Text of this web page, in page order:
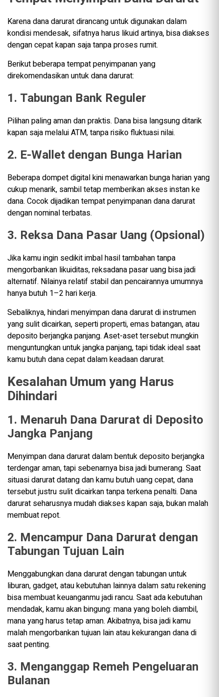
Karena dana darurat dirancang untuk digunakan dalam
kondisi mendesak, sifatnya harus likuid artinya, bisa diakses
dengan cepat kapan saja tanpa proses rumit.
Berikut beberapa tempat penyimpanan yang
direkomendasikan untuk dana darurat:
1. Tabungan Bank Reguler
Pilihan paling aman dan praktis. Dana bisa langsung ditarik
kapan saja melalui ATM, tanpa risiko fluktuasi nilai.
2. E-Wallet dengan Bunga Harian
Beberapa dompet digital kini menawarkan bunga harian yang
cukup menarik, sambil tetap memberikan akses instan ke
dana. Cocok dijadikan tempat penyimpanan dana darurat
dengan nominal terbatas.
3. Reksa Dana Pasar Uang (Opsional)
Jika kamu ingin sedikit imbal hasil tambahan tanpa
mengorbankan likuiditas, reksadana pasar uang bisa jadi
alternatif. Nilainya relatif stabil dan pencairannya umumnya
hanya butuh 1–2 hari kerja.
Sebaliknya, hindari menyimpan dana darurat di instrumen
yang sulit dicairkan, seperti properti, emas batangan, atau
deposito berjangka panjang. Aset-aset tersebut mungkin
menguntungkan untuk jangka panjang, tapi tidak ideal saat
kamu butuh dana cepat dalam keadaan darurat.
Kesalahan Umum yang Harus
Dihindari
1. Menaruh Dana Darurat di Deposito
Jangka Panjang
Menyimpan dana darurat dalam bentuk deposito berjangka
terdengar aman, tapi sebenarnya bisa jadi bumerang. Saat
situasi darurat datang dan kamu butuh uang cepat, dana
tersebut justru sulit dicairkan tanpa terkena penalti. Dana
darurat seharusnya mudah diakses kapan saja, bukan malah
membuat repot.
2. Mencampur Dana Darurat dengan
Tabungan Tujuan Lain
Menggabungkan dana darurat dengan tabungan untuk
liburan, gadget, atau kebutuhan lainnya dalam satu rekening
bisa membuat keuanganmu jadi rancu. Saat ada kebutuhan
mendadak, kamu akan bingung: mana yang boleh diambil,
mana yang harus tetap aman. Akibatnya, bisa jadi kamu
malah mengorbankan tujuan lain atau kekurangan dana di
saat penting.
3. Menganggap Remeh Pengeluaran
Bulanan